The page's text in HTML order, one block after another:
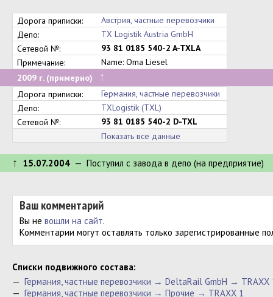
Дорога приписки:
Австрия, частные перевозчики
Депо:
TX Logistik Austria GmbH
Сетевой №:
93 81 0185 540-2 A-TXLA
Примечание:
Name: Oma Liesel
2009 г. (примерно)
↑
Дорога приписки:
Германия, частные перевозчики
Депо:
TXLogistik (TXL)
Сетевой №:
93 81 0185 540-2 D-TXL
Показать все данные
↑ 15.07.2004 — Поступил c завода в депо (на предприятие)
Ваш комментарий
Вы не вошли на сайт.
Комментарии могут оставлять только зарегистрированные
Cписки подвижного состава:
— Германия, частные перевозчики → DeltaRail GmbH → TRAXX
— Германия, частные перевозчики → Прочие → TRAXX 1